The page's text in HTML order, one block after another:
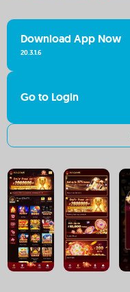
Download App Now
20.3.1.6
Go to Login